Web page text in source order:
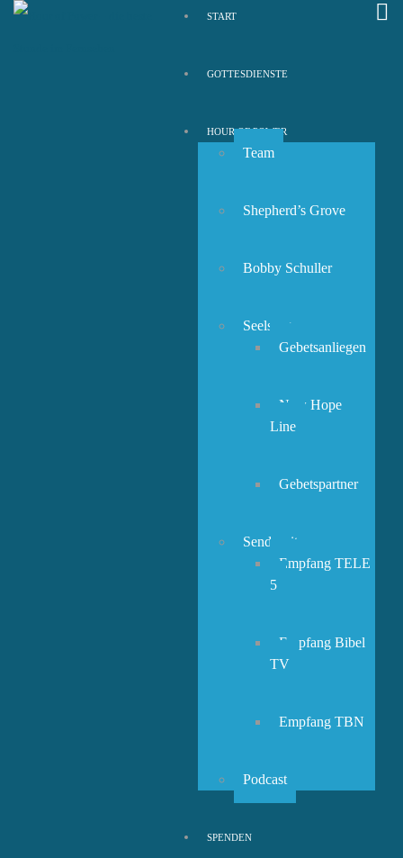
START
GOTTESDIENSTE
HOUR OF POWER
Team
Shepherd’s Grove
Bobby Schuller
Seelsorge
Gebetsanliegen
New Hope
Line
Gebetspartner
Sendezeiten
Empfang TELE
5
Empfang Bibel
TV
Empfang TBN
Podcast
SPENDEN